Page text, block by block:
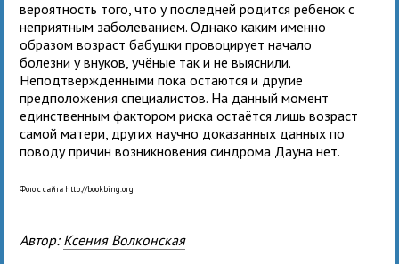
вероятность того, что у последней родится ребенок с
неприятным заболеванием. Однако каким именно
образом возраст бабушки провоцирует начало
болезни у внуков, учёные так и не выяснили.
Неподтверждёнными пока остаются и другие
предположения специалистов. На данный момент
единственным фактором риска остаётся лишь возраст
самой матери, других научно доказанных данных по
поводу причин возникновения синдрома Дауна нет.
Фото с сайта http://bookbing.org
Автор: Ксения Волконская